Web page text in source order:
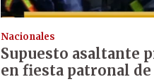
Nacionales
Supuesto asaltante
en fiesta patronal